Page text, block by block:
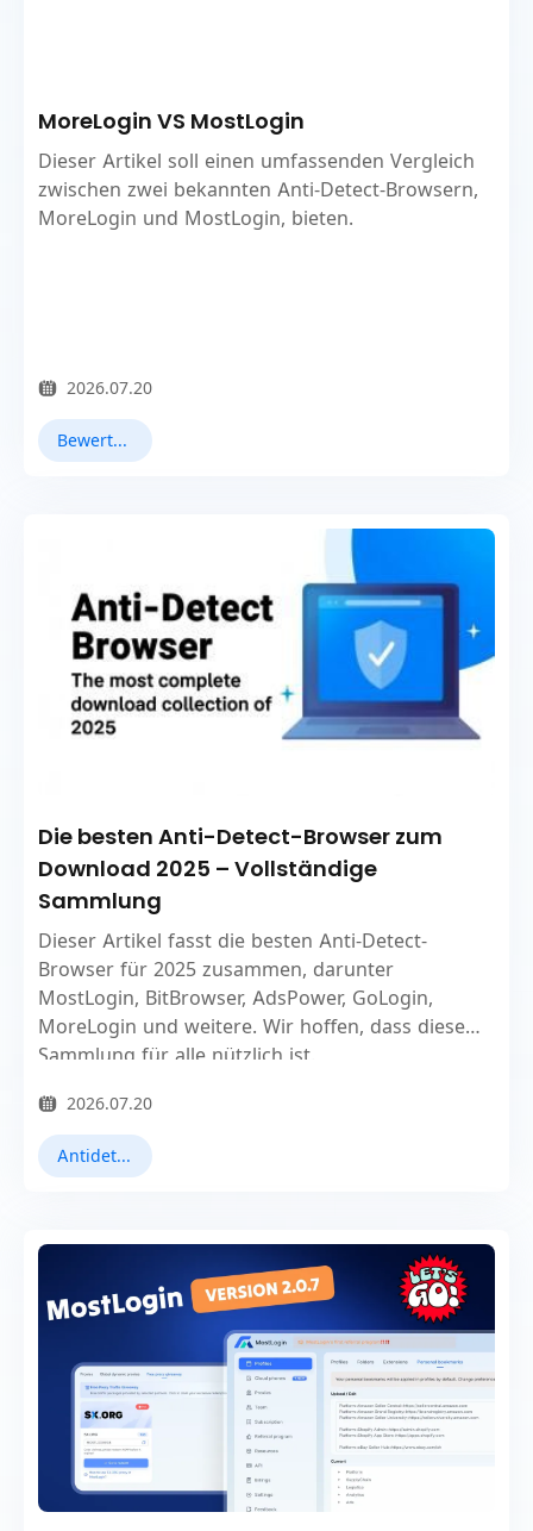
MoreLogin VS MostLogin
Dieser Artikel soll einen umfassenden Vergleich
zwischen zwei bekannten Anti-Detect-Browsern,
MoreLogin und MostLogin, bieten.
2026.07.20
Bewertungen
Die besten Anti-Detect-Browser zum
Download 2025 – Vollständige
Sammlung
Dieser Artikel fasst die besten Anti-Detect-
Browser für 2025 zusammen, darunter
MostLogin, BitBrowser, AdsPower, GoLogin,
MoreLogin und weitere. Wir hoffen, dass diese
Sammlung für alle nützlich ist.
2026.07.20
Antidetect-Browser